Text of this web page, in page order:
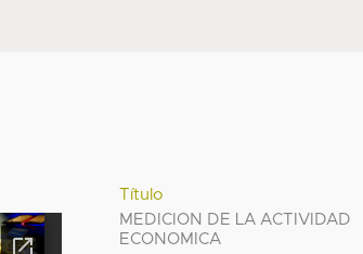
Título
MEDICION DE LA ACTIVIDAD
ECONOMICA